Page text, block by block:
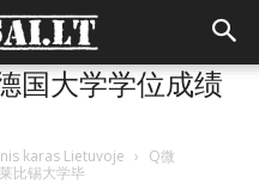
国大学学位成绩
karas Lietuvoje › Q微
比锡大学毕